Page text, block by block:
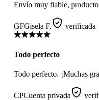
Envío muy fiable,
GFGisela F. verificada
Todo perfecto
Todo perfecto. ¡Muchas
CPCuenta privada